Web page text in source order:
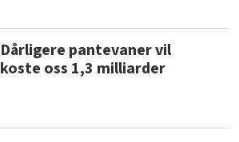
Dårligere pantevaner vil
koste oss 1,3 milliarder